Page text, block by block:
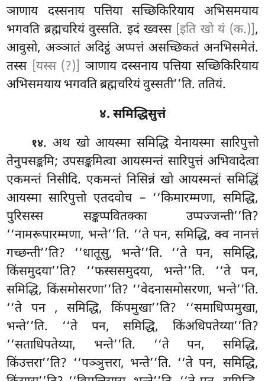
ञाणाय दस्सनाय पत्तिया सच्छिकिरियाय अभिसमयाय
भगवति ब्रह्मचरियं वुस्सति. इदं ख्वस्स [इति खो यं (क.)],
आवुसो, अञ्ञातं अदिट्ठं अप्पत्तं असच्छिकतं अनभिसमेतं.
तस्स [यस्स (?)] ञाणाय दस्सनाय पत्तिया सच्छिकिरियाय
अभिसमयाय भगवति ब्रह्मचरियं वुस्सती’’ति. ततियं.
४. समिद्धिसुत्तं
१४. अथ खो आयस्मा समिद्धि येनायस्मा सारिपुत्तो
तेनुपसङ्कमि; उपसङ्कमित्वा आयस्मन्तं सारिपुत्तं अभिवादेत्वा
एकमन्तं निसीदि. एकमन्तं निसिन्नं खो आयस्मन्तं समिद्धिं
आयस्मा सारिपुत्तो एतदवोच – ‘‘किमारम्मणा, समिद्धि,
पुरिसस्स सङ्कप्पवितक्का उप्पज्जन्ती’’ति?
‘‘नामरूपारम्मणा, भन्ते’’ति. ‘‘ते पन, समिद्धि, क्व नानत्तं
गच्छन्ती’’ति? ‘‘धातूसु, भन्ते’’ति. ‘‘ते पन, समिद्धि,
किंसमुदया’’ति? ‘‘फस्ससमुदया, भन्ते’’ति. ‘‘ते पन,
समिद्धि, किंसमोसरणा’’ति? ‘‘वेदनासमोसरणा, भन्ते’’ति.
‘‘ते पन , समिद्धि, किंपमुखा’’ति? ‘‘समाधिप्पमुखा,
भन्ते’’ति. ‘‘ते पन, समिद्धि, किंअधिपतेय्या’’ति?
‘‘सताधिपतेय्या, भन्ते’’ति. ‘‘ते पन, समिद्धि,
किंउत्तरा’’ति? ‘‘पञ्ञुत्तरा, भन्ते’’ति. ‘‘ते पन, समिद्धि,